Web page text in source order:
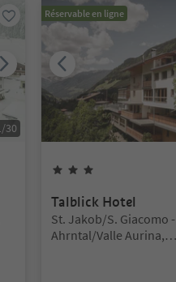
/30
Réservable en ligne
Talblick Hotel
Emplacement:
St. Jakob/S. Giacomo -
Ahrntal/Valle Aurina,